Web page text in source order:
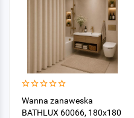
Wanna zanaweska
BATHLUX 60066, 180x180